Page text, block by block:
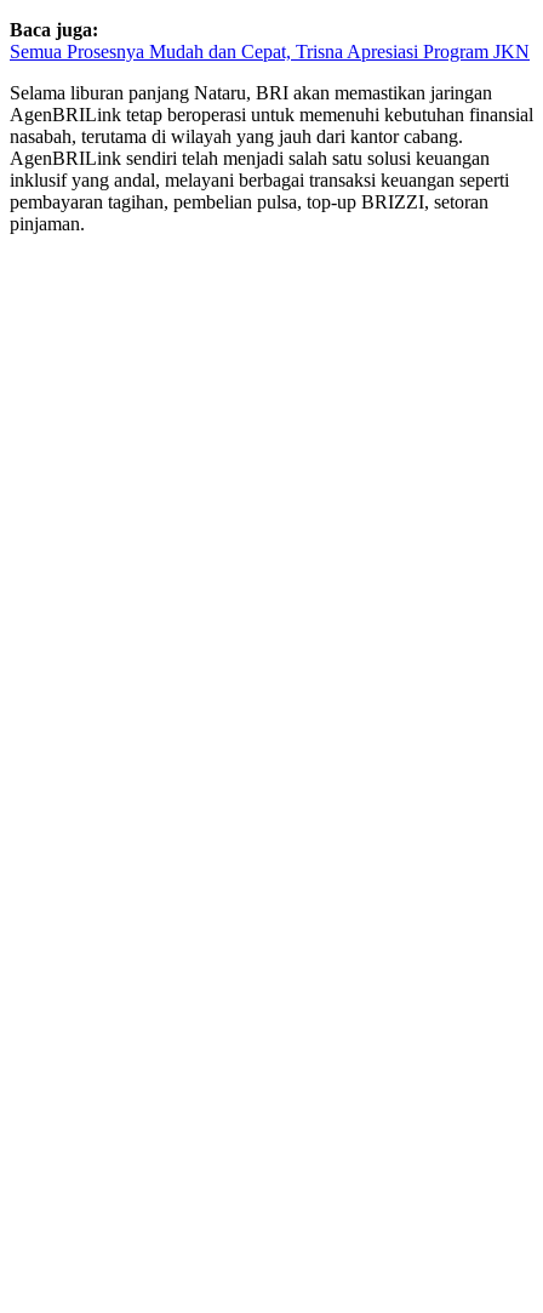
Baca juga:
Semua Prosesnya Mudah dan Cepat, Trisna Apresiasi Program JKN
Selama liburan panjang Nataru, BRI akan memastikan jaringan
AgenBRILink tetap beroperasi untuk memenuhi kebutuhan finansial
nasabah, terutama di wilayah yang jauh dari kantor cabang.
AgenBRILink sendiri telah menjadi salah satu solusi keuangan
inklusif yang andal, melayani berbagai transaksi keuangan seperti
pembayaran tagihan, pembelian pulsa, top-up BRIZZI, setoran
pinjaman.